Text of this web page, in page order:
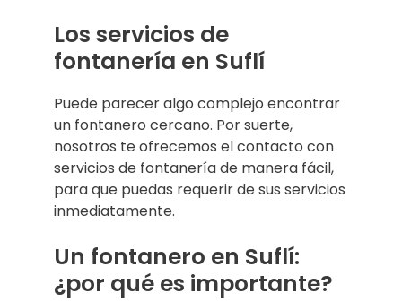
Los servicios de
fontanería en Suflí
Puede parecer algo complejo encontrar
un fontanero cercano. Por suerte,
nosotros te ofrecemos el contacto con
servicios de fontanería de manera fácil,
para que puedas requerir de sus servicios
inmediatamente.
Un fontanero en Suflí:
¿por qué es importante?